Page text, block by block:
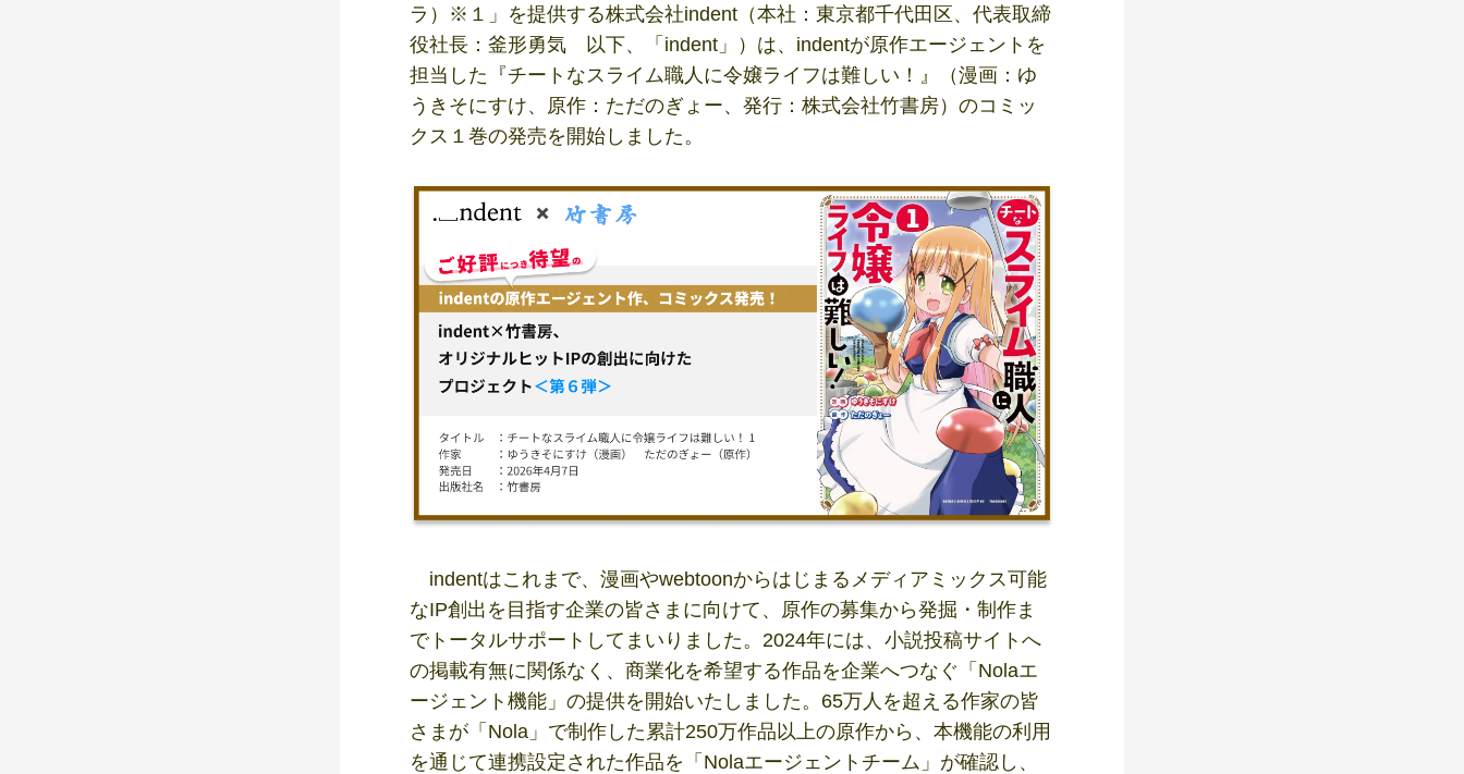
ラ）※１」を提供する株式会社indent（本社：東京都千代田区、代表取締
役社長：釜形勇気 以下、「indent」）は、indentが原作エージェントを
担当した『チートなスライム職人に令嬢ライフは難しい！』（漫画：ゆ
うきそにすけ、原作：ただのぎょー、発行：株式会社竹書房）のコミッ
クス１巻の発売を開始しました。
indentはこれまで、漫画やwebtoonからはじまるメディアミックス可能
なIP創出を目指す企業の皆さまに向けて、原作の募集から発掘・制作ま
でトータルサポートしてまいりました。2024年には、小説投稿サイトへ
の掲載有無に関係なく、商業化を希望する作品を企業へつなぐ「Nolaエ
ージェント機能」の提供を開始いたしました。65万人を超える作家の皆
さまが「Nola」で制作した累計250万作品以上の原作から、本機能の利用
を通じて連携設定された作品を「Nolaエージェントチーム」が確認し、